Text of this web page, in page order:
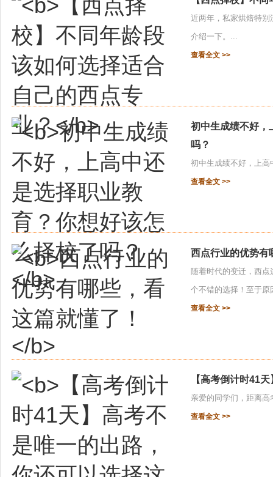
近两年，私家烘焙特
介绍一下。...
查看全文 >>
初中生成绩不好，
吗？
初中生成绩不好，上
查看全文 >>
西点行业的优势有
随着时代的变迁，西
个不错的选择！至于
查看全文 >>
【高考倒计时41
亲爱的同学们，距离高
查看全文 >>